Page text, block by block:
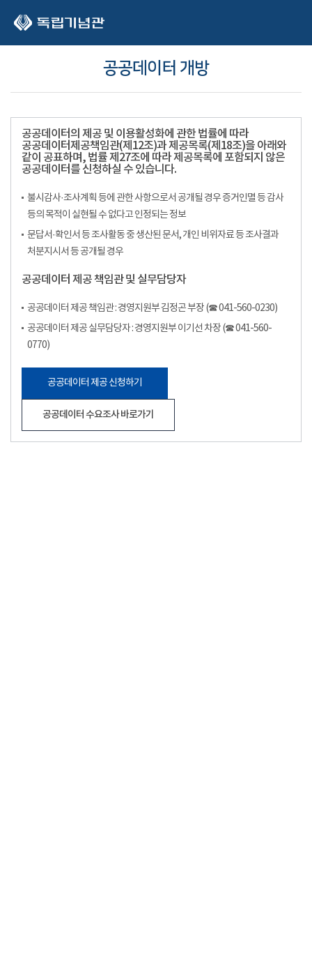
공공데이터 개방
공공데이터의 제공 및 이용활성화에 관한 법률에 따라
공공데이터제공책임관(제12조)과 제공목록(제18조)을 아래와
같이 공표하며, 법률 제27조에 따라 제공목록에 포함되지 않은
공공데이터를 신청하실 수 있습니다.
불시감사·조사계획 등에 관한 사항으로서 공개될 경우 증거인멸 등 감사
등의 목적이 실현될 수 없다고 인정되는 정보
문답서·확인서 등 조사활동 중 생산된 문서, 개인 비위자료 등 조사결과
처분지시서 등 공개될 경우
공공데이터 제공 책임관 및 실무담당자
공공데이터 제공 책임관 : 경영지원부 김정곤 부장 (☎ 041-560-0230)
공공데이터 제공 실무담당자 : 경영지원부 이기선 차장 (☎ 041-560-
0770)
공공데이터 제공 신청하기
공공데이터 수요조사 바로가기